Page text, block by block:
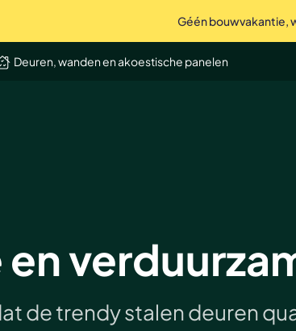
Géén bouwvakantie,
Uitstekend4.9 / 5
op Trustpilot
de trendy stalen deuren